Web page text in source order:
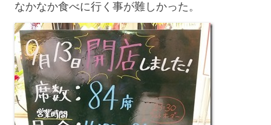
なかなか食べに行く事が難しかった。